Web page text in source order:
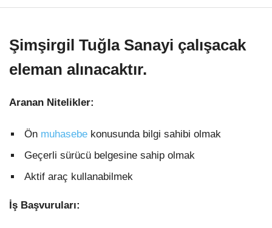
Şimşirgil Tuğla Sanayi çalışacak
eleman alınacaktır.
Aranan Nitelikler:
Ön muhasebe konusunda bilgi sahibi olmak
Geçerli sürücü belgesine sahip olmak
Aktif araç kullanabilmek
İş Başvuruları: